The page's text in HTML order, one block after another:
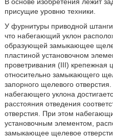
присущие уровню техники.
У фурнитуры приводной
что набегающий уклон
образующей замыкающее
пластиной установочном
проветривания (III)
относительно замыкающего
запорного щелевого
набегающего уклона
расстояния отведения
отверстия. При этом
установочным элементом,
замыкающее щелевое